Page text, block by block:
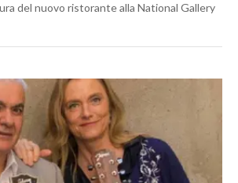
del nuovo ristorante alla National Gallery